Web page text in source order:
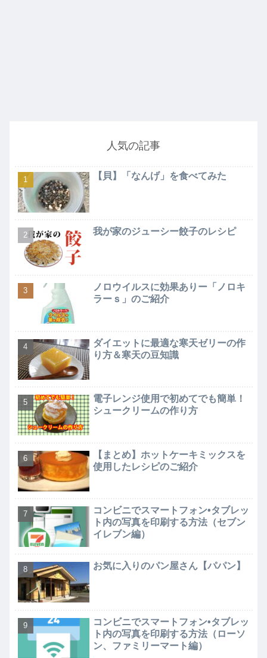
人気の記事
【貝】「なんげ」を食べてみた
我が家のジューシー餃子のレシピ
ノロウイルスに効果ありー「ノロキ
ラーｓ」のご紹介
ダイエットに最適な寒天ゼリーの作
り方＆寒天の豆知識
電子レンジ使用で初めてでも簡単！
シュークリームの作り方
【まとめ】ホットケーキミックスを
使用したレシピのご紹介
コンビニでスマートフォン•タブレッ
ト内の写真を印刷する方法（セブン
イレブン編）
お気に入りのパン屋さん【パパン】
コンビニでスマートフォン•タブレッ
ト内の写真を印刷する方法（ローソ
ン、ファミリーマート編）